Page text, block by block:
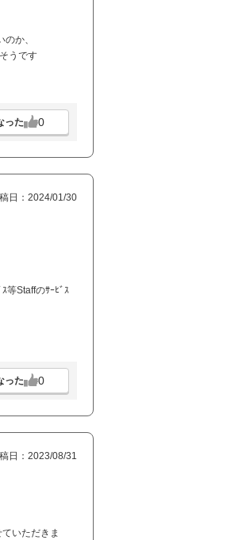
か、
うです
った 0
日：2024/01/30
等Staffのｻｰﾋﾞｽ
った 0
日：2023/08/31
いただきま